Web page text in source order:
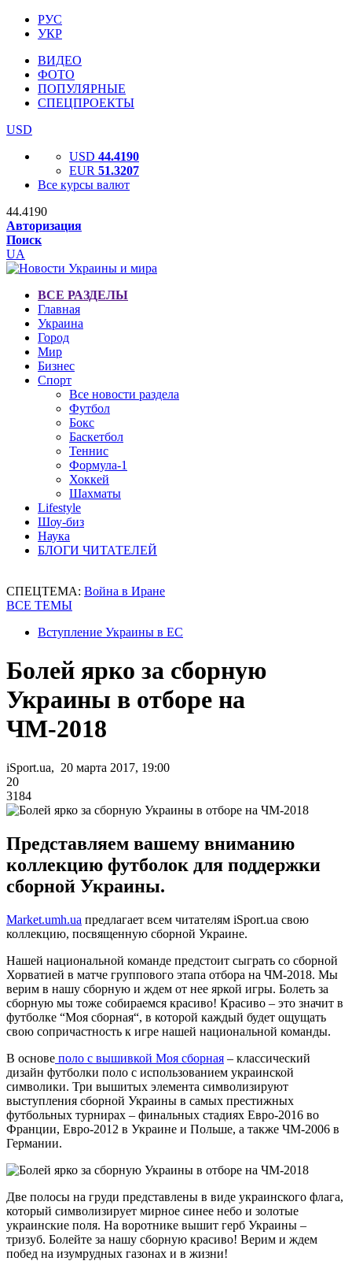
РУС
УКР
ВИДЕО
ФОТО
ПОПУЛЯРНЫЕ
СПЕЦПРОЕКТЫ
USD
USD 44.4190
EUR 51.3207
Все курсы валют
44.4190
Авторизация
Поиск
UA
ВСЕ РАЗДЕЛЫ
Главная
Украина
Город
Мир
Бизнес
Спорт
Все новости раздела
Футбол
Бокс
Баскетбол
Теннис
Формула-1
Хоккей
Шахматы
Lifestyle
Шоу-биз
Наука
БЛОГИ ЧИТАТЕЛЕЙ
СПЕЦТЕМА: Война в Иране
ВСЕ ТЕМЫ
Вступление Украины в ЕС
Болей ярко за сборную
Украины в отборе на
ЧМ-2018
iSport.ua, 20 марта 2017, 19:00
20
3184
Представляем вашему вниманию
коллекцию футболок для поддержки
сборной Украины.
Market.umh.ua предлагает всем читателям iSport.ua свою
коллекцию, посвященную сборной Украине.
Нашей национальной команде предстоит сыграть со сборной
Хорватией в матче группового этапа отбора на ЧМ-2018. Мы
верим в нашу сборную и ждем от нее яркой игры. Болеть за
сборную мы тоже собираемся красиво! Красиво – это значит в
футболке “Моя сборная“, в которой каждый будет ощущать
свою сопричастность к игре нашей национальной команды.
В основе поло с вышивкой Моя сборная – классический
дизайн футболки поло с использованием украинской
символики. Три вышитых элемента символизируют
выступления сборной Украины в самых престижных
футбольных турнирах – финальных стадиях Евро-2016 во
Франции, Евро-2012 в Украине и Польше, а также ЧМ-2006 в
Германии.
Две полосы на груди представлены в виде украинского флага,
который символизирует мирное синее небо и золотые
украинские поля. На воротнике вышит герб Украины –
тризуб. Болейте за нашу сборную красиво! Верим и ждем
побед на изумрудных газонах и в жизни!